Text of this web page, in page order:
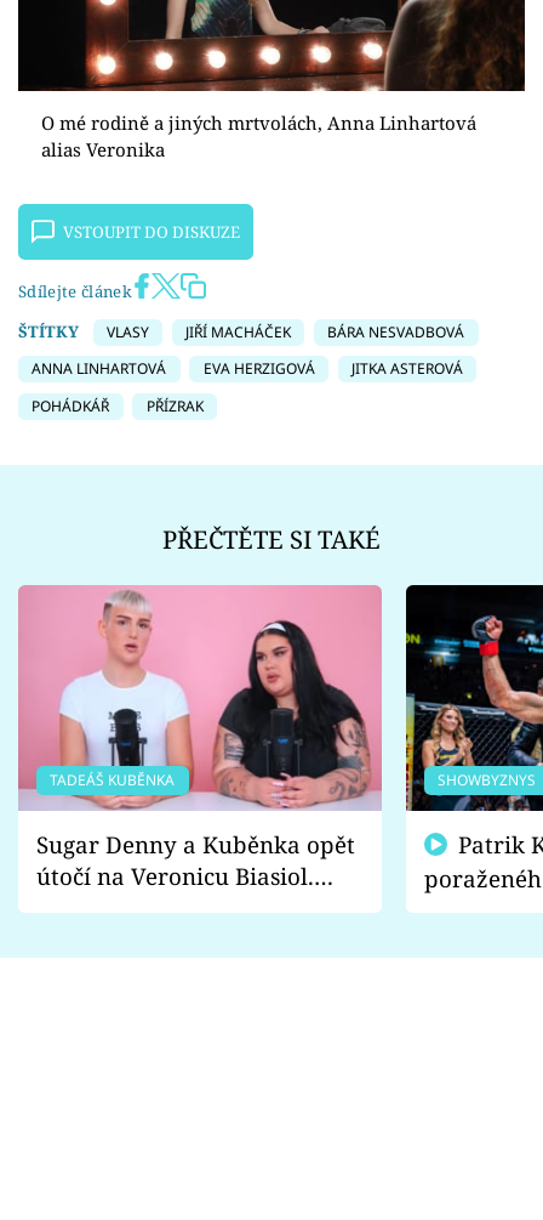
O mé rodině a jiných mrtvolách, Anna Linhartová
alias Veronika
VSTOUPIT DO DISKUZE
Sdílejte článek
ŠTÍTKY
VLASY JIŘÍ MACHÁČEK
BÁRA NESVADBOVÁ
ANNA LINHARTOVÁ
EVA HERZIGOVÁ
JITKA ASTEROVÁ
POHÁDKÁŘ
PŘÍZRAK
PŘEČTĚTE SI TAKÉ
TADEÁŠ KUBĚNKA
Sugar Denny a Kuběnka opět
útočí na Veronicu Biasiol.
Proč je podle nich falešná a
SHOWBYZNYS
fanoušci